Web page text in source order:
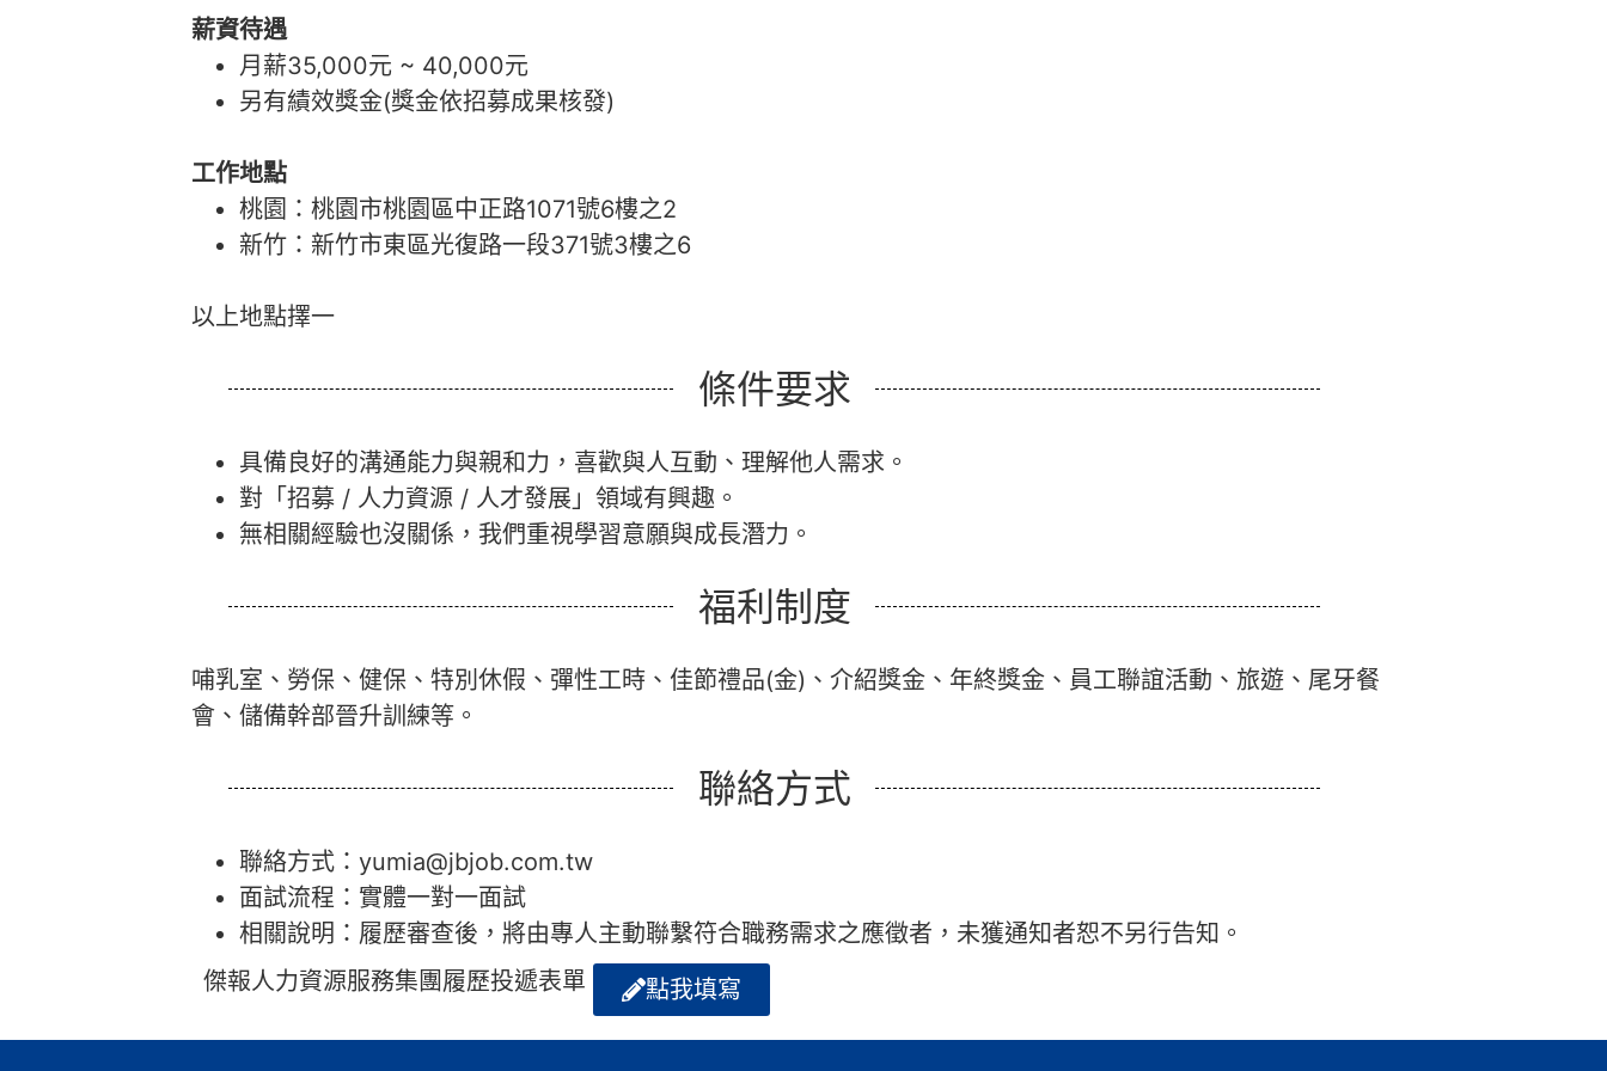
薪資待遇
月薪35,000元 ~ 40,000元
另有績效獎金(獎金依招募成果核發)
工作地點
桃園：桃園市桃園區中正路1071號6樓之2
新竹：新竹市東區光復路一段371號3樓之6
以上地點擇一
條件要求
具備良好的溝通能力與親和力，喜歡與人互動、理解他人需求。
對「招募 / 人力資源 / 人才發展」領域有興趣。
無相關經驗也沒關係，我們重視學習意願與成長潛力。
福利制度
哺乳室、勞保、健保、特別休假、彈性工時、佳節禮品(金)、介紹獎金、年終獎金、員工聯誼活動、旅遊、尾牙餐
會、儲備幹部晉升訓練等。
聯絡方式
聯絡方式：yumia@jbjob.com.tw
面試流程：實體一對一面試
相關說明：履歷審查後，將由專人主動聯繫符合職務需求之應徵者，未獲通知者恕不另行告知。
傑報人力資源服務集團履歷投遞表單
點我填寫